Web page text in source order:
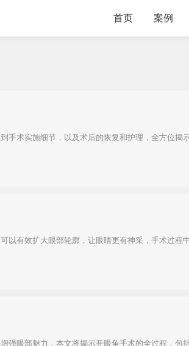
首页 案例
手术实施细节，以及术后的恢复和护理，全方位揭
以有效扩大眼部轮廓，让眼睛更有神采，手术过程
强眼部魅力，本文将揭示开眼角手术的全过程，包